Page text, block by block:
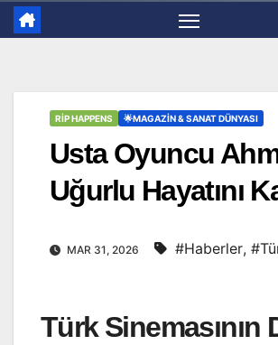
RİP HAPPENS 🌟MAGAZIN & SANAT DÜNYASI
Usta Oyuncu
Uğurlu Hayatını
MAR 31, 2026 #Haberler,
Türk Sinemasının